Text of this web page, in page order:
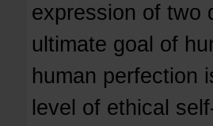
expression of two
ultimate goal of
human perfection
level of ethical